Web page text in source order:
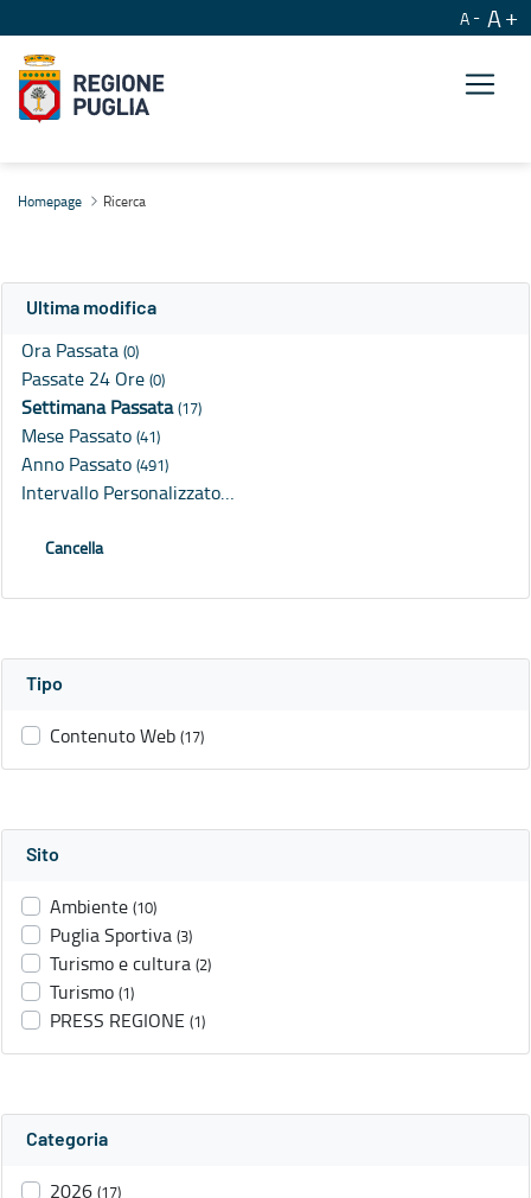
A A
Homepage Ricerca
Ultima modifica
Ora Passata (0)
Passate 24 Ore (0)
Settimana Passata(17)
Mese Passato (41)
Anno Passato (491)
Intervallo Personalizzato…
Cancella
Tipo
Contenuto Web (17)
Sito
Ambiente (10)
Puglia Sportiva (3)
Turismo e cultura (2)
Turismo (1)
PRESS REGIONE (1)
Categoria
2026 (17)